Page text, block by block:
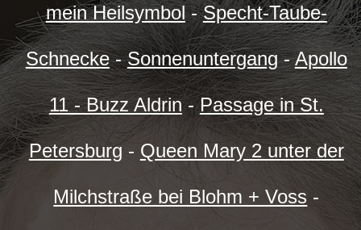
mein Heilsymbol-Specht-Taube-
Schnecke-Sonnenuntergang-Apollo
11 - Buzz Aldrin -Passage in St.
Petersburg - Queen Mary 2 unter der
Milchstraße bei Blohm + Voss -